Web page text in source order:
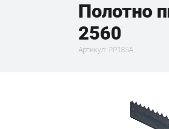
Полотно
2560
Артикул: PP185A